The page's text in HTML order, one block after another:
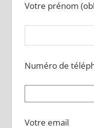
Votre prénom
Numéro de
Votre email